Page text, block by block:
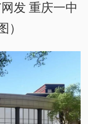
发 重庆一中
）